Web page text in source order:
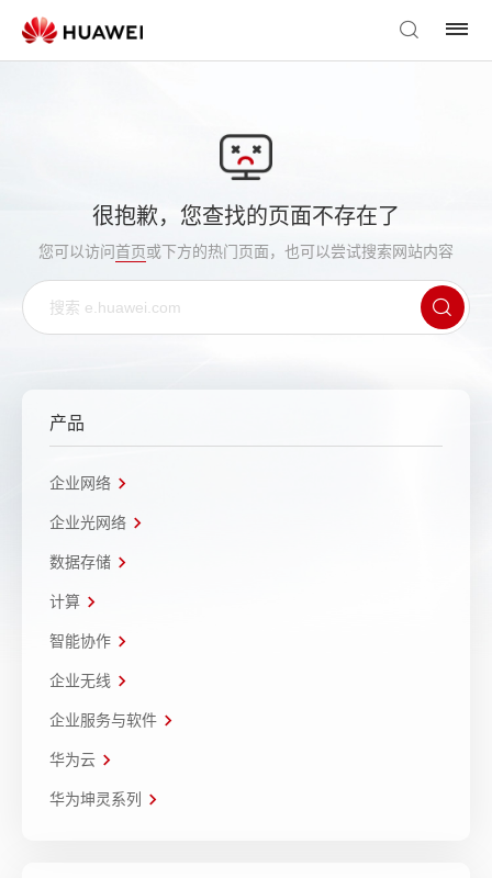
很抱歉，您查找的页面不存在了
您可以访问首页或下方的热门页面，也可以尝试搜索网站内容
产品
企业网络
企业光网络
数据存储
计算
智能协作
企业无线
企业服务与软件
华为云
华为坤灵系列